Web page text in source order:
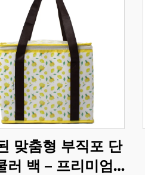
맞춤형 부직포 단
러 백 – 프리미엄